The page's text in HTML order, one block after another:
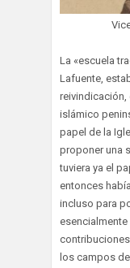
La «escuela
Lafuente,
islámico
papel de la
proponer una
tuviera ya el
entonces
incluso para
los campos